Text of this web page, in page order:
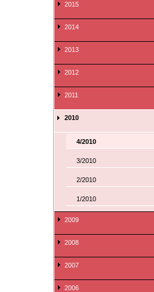
2015
2014
2013
2012
2011
2010
4/2010
3/2010
2/2010
1/2010
2009
2008
2007
2006